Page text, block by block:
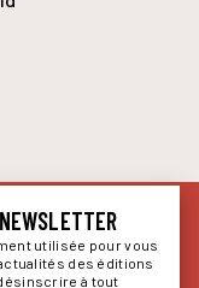
utilisée pour vous
des éditions
à tout